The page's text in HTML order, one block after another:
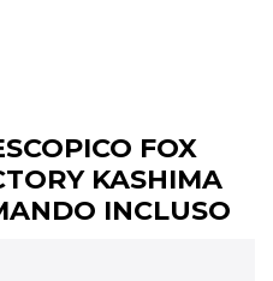
FOX
KASHIMA
INCLUSO